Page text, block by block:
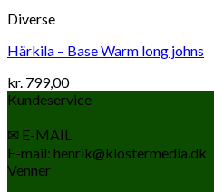
Diverse
Härkila – Base Warm long johns
kr. 799,00
Kundeservice
✉ E-MAIL
E-mail: henrik@klostermedia.dk
Venner